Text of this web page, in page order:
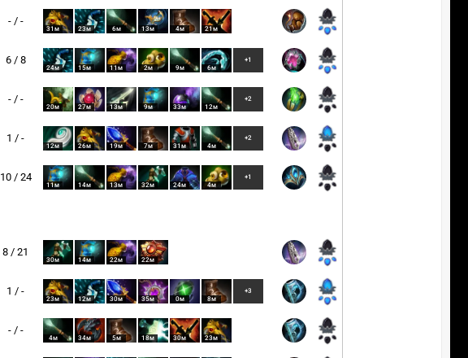
- / -
31м 23м 6м 13м 4м 21м
6 / 8
24м 15м 11м 2м 9м 6м
+1
- / -
20м 27м 13м 9м 33м 12м
+2
1 / -
12м 26м 19м 7м 31м 4м
+2
10 / 24
11м 14м 13м 32м 24м 4м
+1
8 / 21
30м 14м 22м 22м
1 / -
23м 12м 30м 35м 0м 8м
+3
- / -
4м 34м 5м 18м 30м 23м